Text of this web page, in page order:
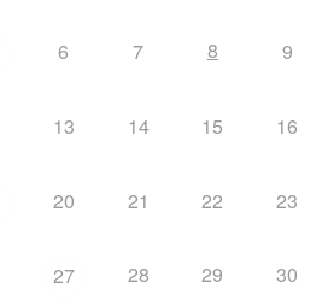
6 7 8 9
13 14 15 16
20 21 22 23
27 28 29 30